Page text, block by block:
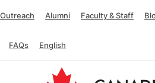
Outreach Alumni Faculty & Staff
FAQs English